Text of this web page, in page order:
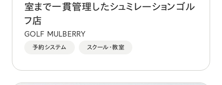
室まで一貫管理したシュミレーションゴル
フ店
GOLF MULBERRY
予約システム スクール・教室